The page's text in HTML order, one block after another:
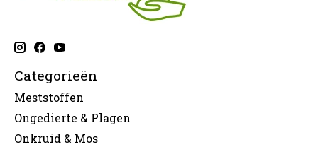
Categorieën
Meststoffen
Ongedierte & Plagen
Onkruid & Mos